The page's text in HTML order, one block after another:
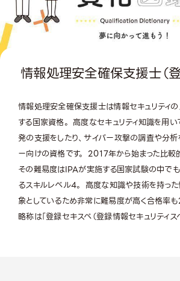
情報処理安全確保支援士（
情報処理安全確保支援士は情報セキュリティの
する国家資格。 高度なセキュリティ知識を用
発の支援をしたり、サイバー攻撃の調査や分析
ー向けの資格です。 2017年から始まった比較
その難易度はIPAが実施する国家試験の中で
るスキルレベル4。 高度な知識や技術を持っ
象としているため非常に難易度が高く合格率
略称は「登録セキスペ（登録情報セキュリティスペ